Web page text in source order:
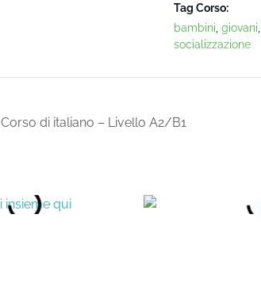
Tag Corso:
bambini giovani
socializzazione
Corso di italiano – Livello A2/B1